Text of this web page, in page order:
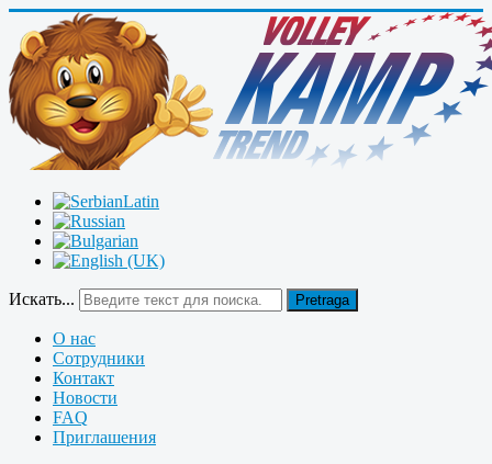
Искать... Pretraga
О нас
Сотрудники
Контакт
Новости
FAQ
Приглашения